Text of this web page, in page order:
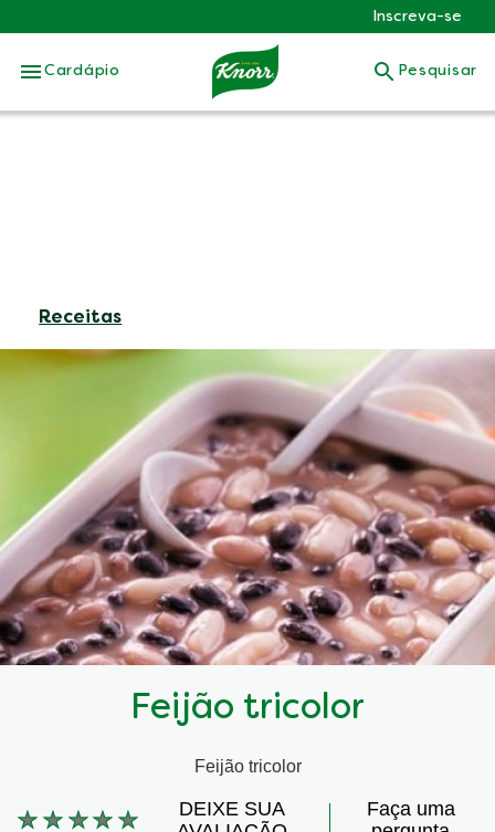
Skip to:
Inscreva-se
Cardápio Pesquisar
Receitas
Feijão tricolor
Feijão tricolor
DEIXE SUA
Faça uma